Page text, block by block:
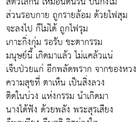
ส่วนรอบกาย ถูกรายล้อม ด้วยไฟสุม
จะลงไป ก็ไม่ได้ ถูกไฟรุม
เกาะกิ่งกุ่ม รอรับ ชะตากรรม
มนุษย์นี้ เกิดมาแล้ว ไม่แคล้วแน่
เจ็บป่วยแก่ อีกพลัดพราก จากของหวง
ความสุขที่ ตาเห็น เป็นสิ่งลวง
ติดในบ่วง แห่งกรรม นำเกิดมา
นางได้ฟัง ด้วยพลัง พระสุรเสียง